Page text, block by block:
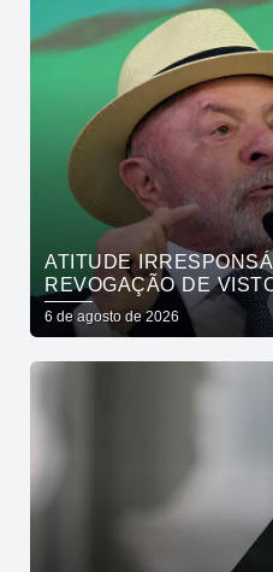
ATITUDE
REVOGAÇÃO DE
6 de agosto de 2026